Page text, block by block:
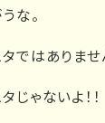
な。
ではありませ
じゃないよ！！